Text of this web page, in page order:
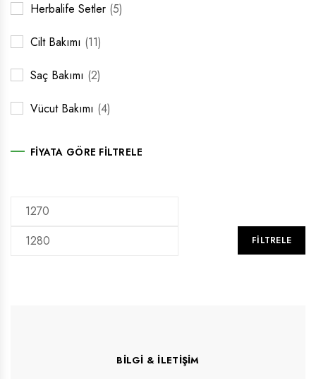
Herbalife Setler (5)
Cilt Bakımı (11)
Saç Bakımı (2)
Vücut Bakımı (4)
FIYATA GÖRE FILTRELE
FILTRELE
BILGI & İLETIŞIM